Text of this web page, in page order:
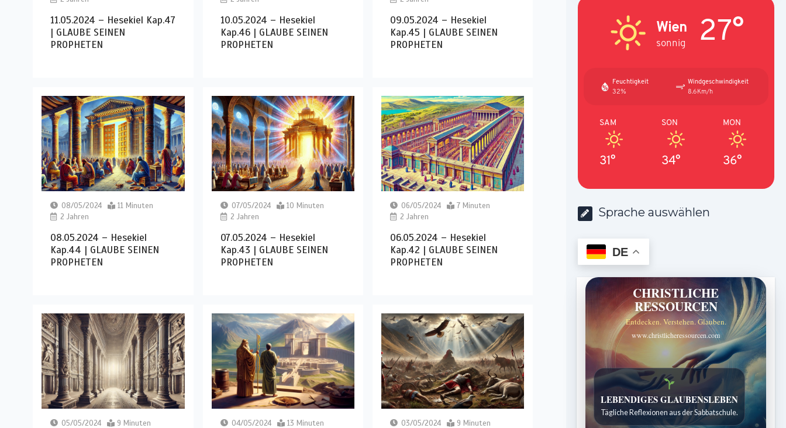
11.05.2024 – Hesekiel Kap.47
| GLAUBE SEINEN
PROPHETEN
10.05.2024 – Hesekiel
Kap.46 | GLAUBE SEINEN
PROPHETEN
09.05.2024 – Hesekiel
Kap.45 | GLAUBE SEINEN
PROPHETEN
08/05/2024
11 Minuten
2 Jahren
08.05.2024 – Hesekiel
Kap.44 | GLAUBE SEINEN
PROPHETEN
07/05/2024
10 Minuten
2 Jahren
07.05.2024 – Hesekiel
Kap.43 | GLAUBE SEINEN
PROPHETEN
06/05/2024
7 Minuten
2 Jahren
06.05.2024 – Hesekiel
Kap.42 | GLAUBE SEINEN
PROPHETEN
05/05/2024
9 Minuten
04/05/2024
13 Minuten
03/05/2024
9 Minuten
Wien
sonnig 27°
Feuchtigkeit
32%
Windgeschwindigkeit
8.6Km/h
SAM
31°
SON
34°
MON
36°
Sprache auswählen
DE
CHRISTLICHE
RESSOURCEN
Entdecken. Verstehen. Glauben.
www.christlicheressourcen.com
LEBENDIGES GLAUBENSLEBEN
Tägliche Reflexionen aus der Sabbatschule.